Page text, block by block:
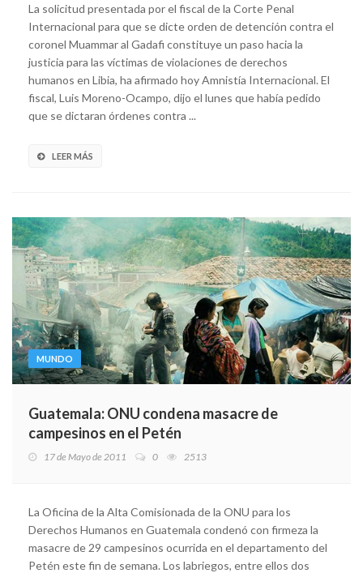
La solicitud presentada por el fiscal de la Corte Penal
Internacional para que se dicte orden de detención contra el
coronel Muammar al Gadafi constituye un paso hacia la
justicia para las víctimas de violaciones de derechos
humanos en Libia, ha afirmado hoy Amnistía Internacional. El
fiscal, Luis Moreno-Ocampo, dijo el lunes que había pedido
que se dictaran órdenes contra ...
LEER MÁS
MUNDO
Guatemala: ONU condena masacre de
campesinos en el Petén
17 de Mayo de 2011 0 2513
La Oficina de la Alta Comisionada de la ONU para los
Derechos Humanos en Guatemala condenó con firmeza la
masacre de 29 campesinos ocurrida en el departamento del
Petén este fin de semana. Los labriegos, entre ellos dos